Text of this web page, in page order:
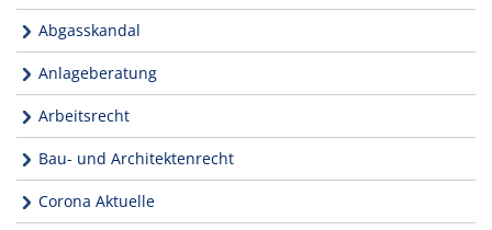
Abgasskandal
Anlageberatung
Arbeitsrecht
Bau- und Architektenrecht
Corona Aktuelle